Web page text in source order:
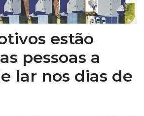
estão
pessoas a
lar nos dias de